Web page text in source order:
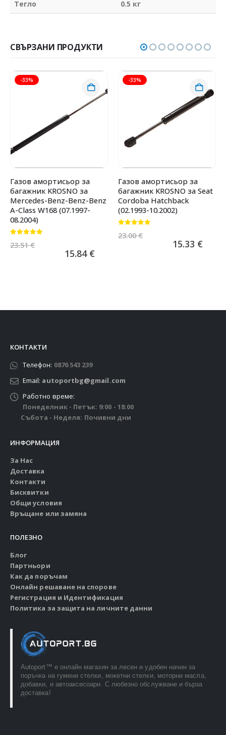
Тегло 0.5 кг
СВЪРЗАНИ ПРОДУКТИ
-33%
Газов амортисьор за
багажник KROSNO за
Mercedes-Benz-Benz-Benz
A-Class W168 (07.1997-
08.2004)
23.51€
15.84 €
-33%
Газов амортисьор за
багажник KROSNO за Seat
Cordoba Hatchback
(02.1993-10.2002)
23.00€
15.33 €
КОНТАКТИ
Телефон: 0876 543 239
Email: autoportbg@gmail.com
Работно време:
Понеделник - Петък: 9:00 - 18:00
Събота - Неделя: Почивни дни
ИНФОРМАЦИЯ
За Нас
Доставка
Контакти
Бисквитки
Общи условия
Връщане или замяна
ПОЛЕЗНО
Блог
Партньори
Как да поръчам
Онлайн решаване на спорове
Регистрация и Идентификация
Политика за защита на личните данни
Autoport™ e онлайн магазин за лесен и удобен начин за
поръчка на гумени стелки, мокетни стелки, моторни масла,
добавки, и автоаксесоари. С любезно обслужване и бърза
доставка!